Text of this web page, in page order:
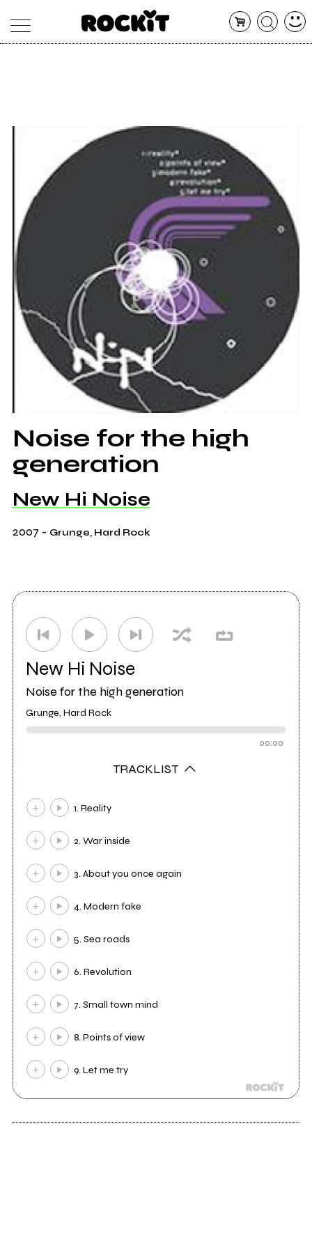
ARTISTI
CONCERTI
SHOP
RADIO
Noise for the high
generation
New Hi Noise
2007 - Grunge, Hard Rock
New Hi Noise
Noise for the high generation
Grunge, Hard Rock
00:00
TRACKLIST
1. Reality
2. War inside
3. About you once again
4. Modern fake
5. Sea roads
6. Revolution
7. Small town mind
8. Points of view
9. Let me try